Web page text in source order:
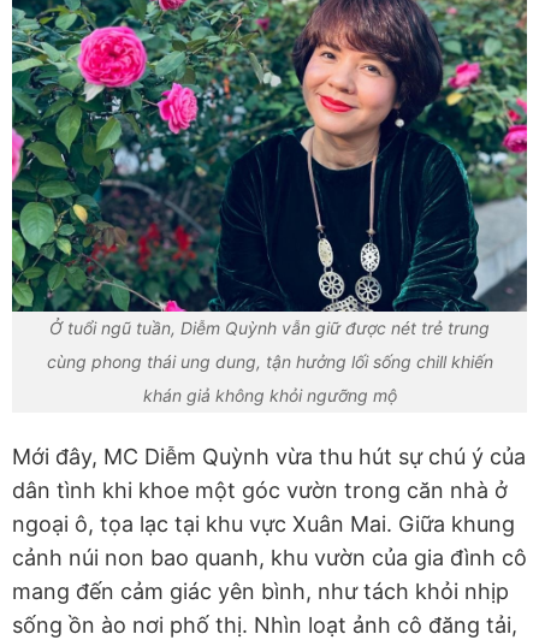
Ở tuổi ngũ tuần, Diễm Quỳnh vẫn giữ được nét trẻ trung
cùng phong thái ung dung, tận hưởng lối sống chill khiến
khán giả không khỏi ngưỡng mộ
Mới đây, MC Diễm Quỳnh vừa thu hút sự chú ý của
dân tình khi khoe một góc vườn trong căn nhà ở
ngoại ô, tọa lạc tại khu vực Xuân Mai. Giữa khung
cảnh núi non bao quanh, khu vườn của gia đình cô
mang đến cảm giác yên bình, như tách khỏi nhịp
sống ồn ào nơi phố thị. Nhìn loạt ảnh cô đăng tải,